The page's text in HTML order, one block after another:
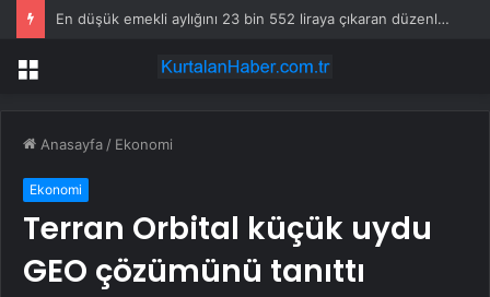
En düşük emekli aylığını 23 bin 552 liraya çıkaran düzenleme yürürlüğe girdi
Menü
Anasayfa / Ekonomi
Ekonomi
Terran Orbital küçük uydu
GEO çözümünü tanıttı